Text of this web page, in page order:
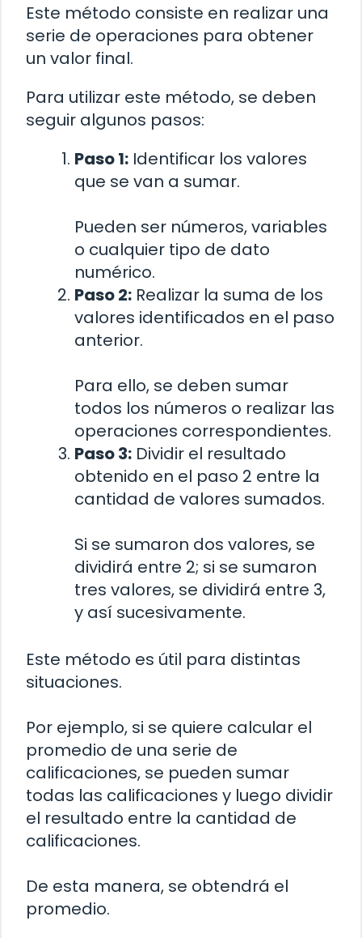
Este método consiste en realizar una
serie de operaciones para obtener
un valor final.
Para utilizar este método, se deben
seguir algunos pasos:
Paso 1: Identificar los valores
que se van a sumar.
Pueden ser números, variables
o cualquier tipo de dato
numérico.
Paso 2: Realizar la suma de los
valores identificados en el paso
anterior.
Para ello, se deben sumar
todos los números o realizar las
operaciones correspondientes.
Paso 3: Dividir el resultado
obtenido en el paso 2 entre la
cantidad de valores sumados.
Si se sumaron dos valores, se
dividirá entre 2; si se sumaron
tres valores, se dividirá entre 3,
y así sucesivamente.
Este método es útil para distintas
situaciones.
Por ejemplo, si se quiere calcular el
promedio de una serie de
calificaciones, se pueden sumar
todas las calificaciones y luego dividir
el resultado entre la cantidad de
calificaciones.
De esta manera, se obtendrá el
promedio.